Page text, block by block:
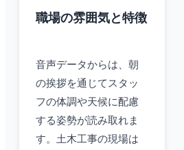
職場の雰囲気と特徴
音声データからは、朝
の挨拶を通じてスタッ
フの体調や天候に配慮
する姿勢が読み取れま
す。土木工事の現場は